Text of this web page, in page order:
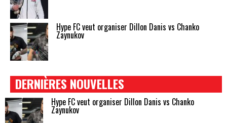
Hype FC veut organiser Dillon Danis vs Chanko
Zaynukov
DERNIÈRES NOUVELLES
Hype FC veut organiser Dillon Danis vs Chanko
Zaynukov